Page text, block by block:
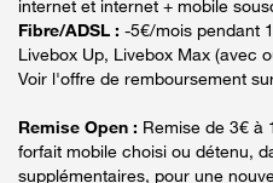
internet et internet + mobile
Fibre/ADSL : -5€/mois pendant
Livebox Up, Livebox Max (avec
Voir l'offre de remboursement
Remise Open : Remise de 3€ à
forfait mobile choisi ou détenu,
supplémentaires, pour une